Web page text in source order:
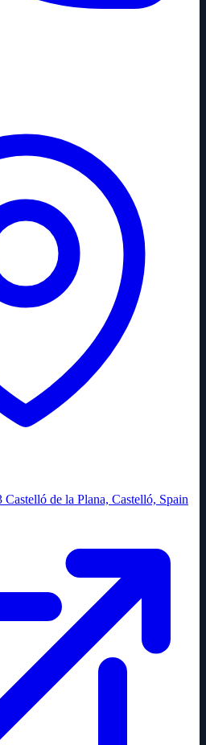
de la Plana, Castelló, Spain